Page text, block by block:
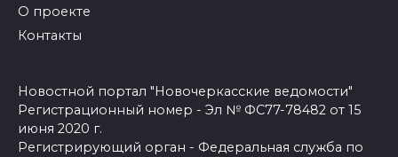
О проекте
Контакты
Новостной портал "Новочеркасские ведомости"
Регистрационный номер - Эл № ФС77-78482 от 15
июня 2020 г.
Регистрирующий орган - Федеральная служба по